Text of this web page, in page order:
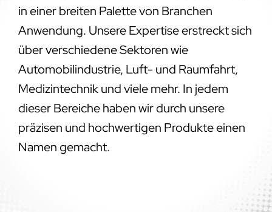
in einer breiten Palette von Branchen
Anwendung. Unsere Expertise erstreckt sich
über verschiedene Sektoren wie
Automobilindustrie, Luft- und Raumfahrt,
Medizintechnik und viele mehr. In jedem
dieser Bereiche haben wir durch unsere
präzisen und hochwertigen Produkte einen
Namen gemacht.